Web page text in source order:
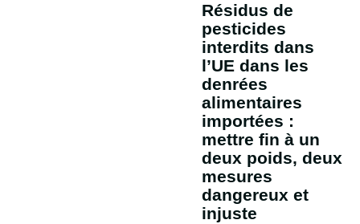
Résidus de
pesticides
interdits dans
l’UE dans les
denrées
alimentaires
importées :
mettre fin à un
deux poids, deux
mesures
dangereux et
injuste